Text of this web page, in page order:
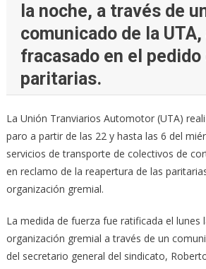
la noche, a través de
comunicado de la
fracasado en el pedido
paritarias.
La Unión Tranviarios Automotor (UTA)
paro a partir de las 22 y hasta las 6 del
servicios de transporte de colectivos de
en reclamo de la reapertura de las
organización gremial.
La medida de fuerza fue ratificada el lunes
organización gremial a través de un
del secretario general del sindicato,